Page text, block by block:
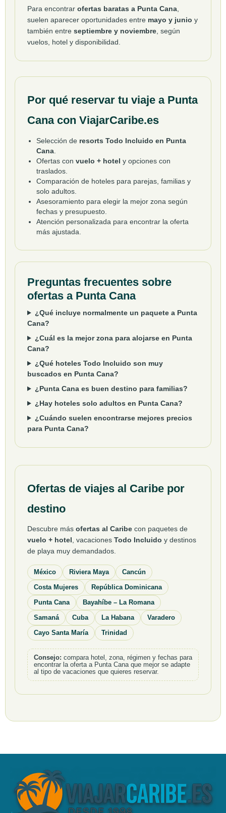
Para encontrar ofertas baratas a Punta Cana
suelen aparecer oportunidades entre mayo y junio y
también entre septiembre y noviembre , según
vuelos, hotel y disponibilidad.
Por qué reservar tu viaje a Punta
Cana con ViajarCaribe.es
Selección de resorts Todo Incluido en Punta
Cana
Ofertas con vuelo + hotel y opciones con
traslados.
Comparación de hoteles para parejas, familias y
solo adultos.
Asesoramiento para elegir la mejor zona según
fechas y presupuesto.
Atención personalizada para encontrar la oferta
más ajustada.
Preguntas frecuentes sobre
ofertas a Punta Cana
¿Qué incluye normalmente un paquete a Punta
Cana?
¿Cuál es la mejor zona para alojarse en Punta
Cana?
¿Qué hoteles Todo Incluido son muy
buscados en Punta Cana?
¿Punta Cana es buen destino para familias?
¿Hay hoteles solo adultos en Punta Cana?
¿Cuándo suelen encontrarse mejores precios
para Punta Cana?
Ofertas de viajes al Caribe por
destino
Descubre más ofertas al Caribe con paquetes de
vuelo + hotel , vacaciones Todo Incluido y destinos
de playa muy demandados.
México Riviera Maya
Cancún
Costa Mujeres
República Dominicana
Punta Cana
Bayahíbe – La Romana
Samaná
Cuba La Habana
Varadero
Cayo Santa María
Trinidad
Consejo: compara hotel, zona, régimen y fechas para
encontrar la oferta a Punta Cana que mejor se adapte
al tipo de vacaciones que quieres reservar.